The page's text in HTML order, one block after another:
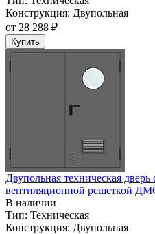
Конструкция: Двупольная
от 28 288 ₽
Купить
Двупольная техническая
вентиляционной решеткой
В наличии
Тип: Техническая
Конструкция: Двупольная